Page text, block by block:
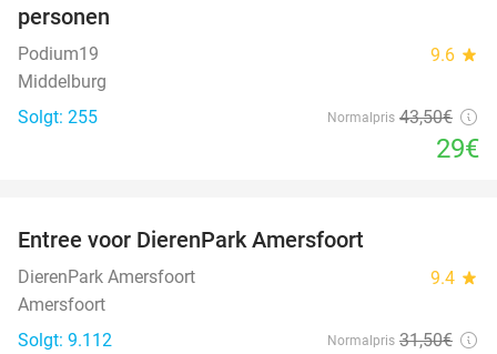
personen
Podium19 9.6 star
Middelburg
Solgt: 255
Normalpris 43,50€
29€
Entree voor DierenPark Amersfoort
DierenPark Amersfoort 9.4 star
Amersfoort
Solgt: 9.112
Normalpris 31,50€